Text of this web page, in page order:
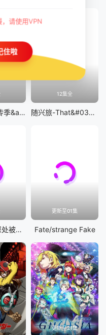
物语系列 外传季&amp;怪物季
12集全
随兴旅-That&#039;s Journey-
差点在迷宫深处被信任的伙伴杀掉，但靠着天赐技能「无限扭蛋」获得等级9999的伙伴，我要向前队友和世界展开复仇&amp;「给他们好看！」
更新至01集
Fate/strange Fake
更新至21集
，请使用VPN
住啦